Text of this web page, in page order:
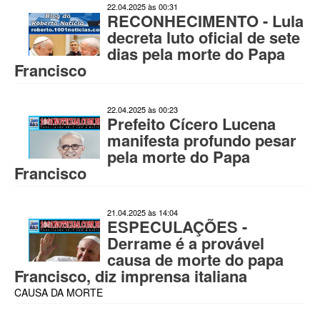
22.04.2025 às 00:31
RECONHECIMENTO - Lula
decreta luto oficial de sete
dias pela morte do Papa
Francisco
22.04.2025 às 00:23
Prefeito Cícero Lucena
manifesta profundo pesar
pela morte do Papa
Francisco
21.04.2025 às 14:04
ESPECULAÇÕES -
Derrame é a provável
causa de morte do papa
Francisco, diz imprensa italiana
CAUSA DA MORTE